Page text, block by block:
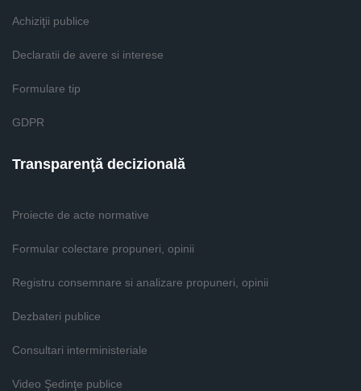
Achiziţii publice
Declaratii de avere si interese
Formulare tip
GDPR
Transparenţă decizională
Proiecte de acte normative
Formular colectare propuneri, opinii
Registru consemnare si analizare propuneri, opinii
Dezbateri publice
Consultari interministeriale
Video Şedinţe publice